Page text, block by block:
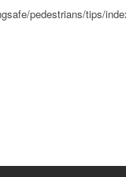
pedestrians/tips/